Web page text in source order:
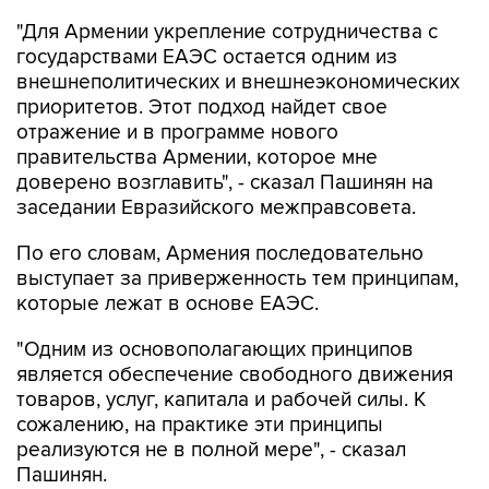
"Для Армении укрепление сотрудничества с
государствами ЕАЭС остается одним из
внешнеполитических и внешнеэкономических
приоритетов. Этот подход найдет свое
отражение и в программе нового
правительства Армении, которое мне
доверено возглавить", - сказал Пашинян на
заседании Евразийского межправсовета.
По его словам, Армения последовательно
выступает за приверженность тем принципам,
которые лежат в основе ЕАЭС.
"Одним из основополагающих принципов
является обеспечение свободного движения
товаров, услуг, капитала и рабочей силы. К
сожалению, на практике эти принципы
реализуются не в полной мере", - сказал
Пашинян.